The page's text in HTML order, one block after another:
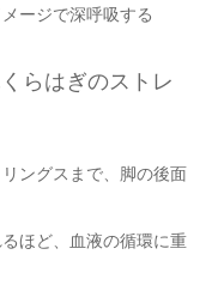
ージで深呼吸する
らはぎのストレ
ングスまで、脚の後面
ほど、血液の循環に重